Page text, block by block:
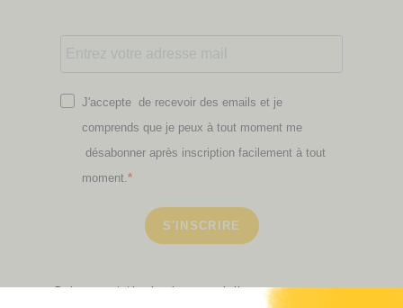
J'accepte de recevoir des emails et je
comprends que je peux à tout moment me
désabonner après inscription facilement à tout
moment.
S'INSCRIRE
Retrouvez ici toutes les newsletters que vous avez